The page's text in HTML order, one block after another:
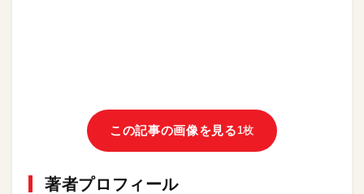
この記事の画像を見る 1枚
著者プロフィール